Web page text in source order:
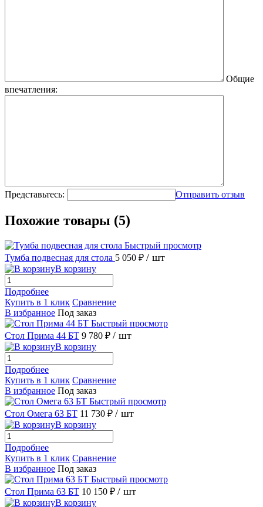
Общие
впечатления:
Представьтесь: Отправить отзыв
Похожие товары (5)
Быстрый просмотр
Тумба подвесная для стола 5 050 ₽ / шт
В корзину
Подробнее
Купить в 1 клик Сравнение
В избранное Под заказ
Быстрый просмотр
Стол Прима 44 БТ 9 780 ₽ / шт
В корзину
Подробнее
Купить в 1 клик Сравнение
В избранное Под заказ
Быстрый просмотр
Стол Омега 63 БТ 11 730 ₽ / шт
В корзину
Подробнее
Купить в 1 клик Сравнение
В избранное Под заказ
Быстрый просмотр
Стол Прима 63 БТ 10 150 ₽ / шт
В корзину